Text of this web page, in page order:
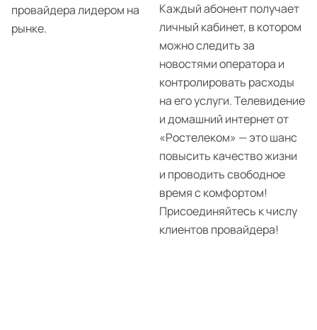
провайдера лидером на
рынке.
Каждый абонент получает
личный кабинет, в котором
можно следить за
новостями оператора и
контролировать расходы
на его услуги. Телевидение
и домашний интернет от
«Ростелеком» — это шанс
повысить качество жизни
и проводить свободное
время с комфортом!
Присоединяйтесь к числу
клиентов провайдера!